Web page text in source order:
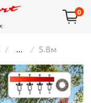
0
... 5.8м